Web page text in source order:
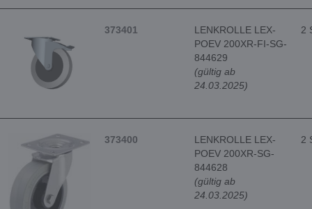
373401
LENKROLLE LEX-
POEV 200XR-FI-SG-
844629
(gültig ab
24.03.2025)
2
373400
LENKROLLE LEX-
POEV 200XR-SG-
844628
(gültig ab
24.03.2025)
2